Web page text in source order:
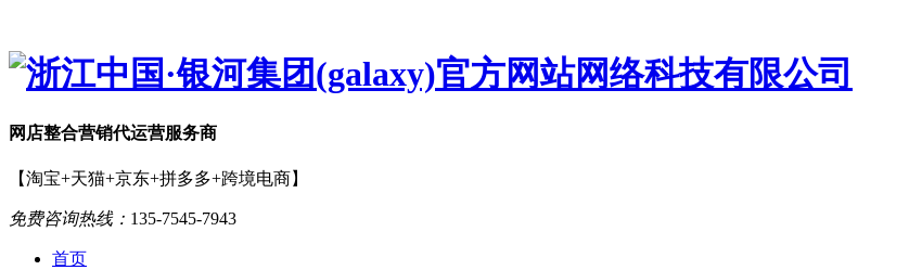
网店整合营销代运营服务商
【淘宝+天猫+京东+拼多多+跨境电商】
免费咨询热线： 135-7545-7943
首页